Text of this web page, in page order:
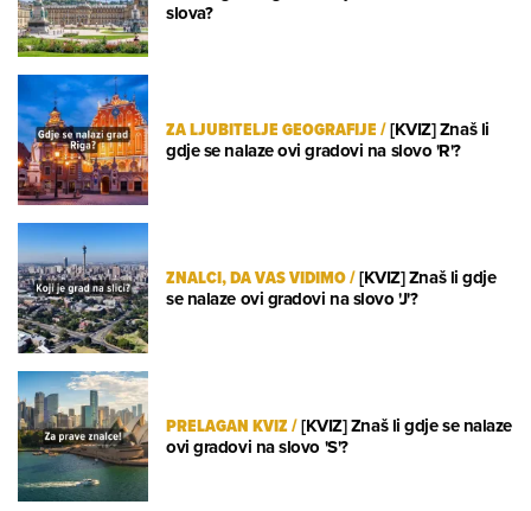
slova?
ZA LJUBITELJE GEOGRAFIJE/[KVIZ] Znaš li
gdje se nalaze ovi gradovi na slovo 'R'?
ZNALCI, DA VAS VIDIMO/[KVIZ] Znaš li gdje
se nalaze ovi gradovi na slovo 'J'?
PRELAGAN KVIZ/[KVIZ] Znaš li gdje se nalaze
ovi gradovi na slovo 'S'?